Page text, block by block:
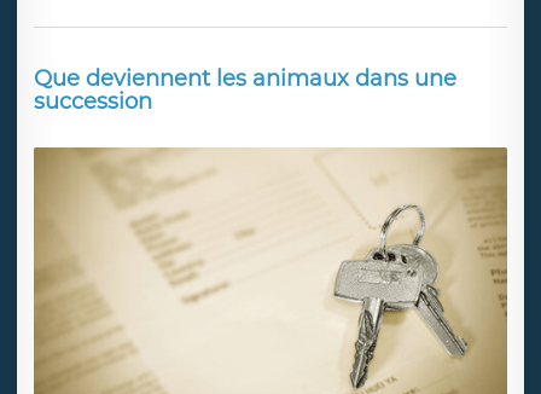
Que deviennent les animaux dans une
succession